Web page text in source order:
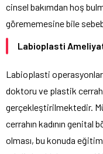
cinsel bakımdan hoş
görememesine bile
Labioplasti
Labioplasti
doktoru ve plastik
gerçekleştirilmektedir.
cerrahın kadının
olması, bu konuda